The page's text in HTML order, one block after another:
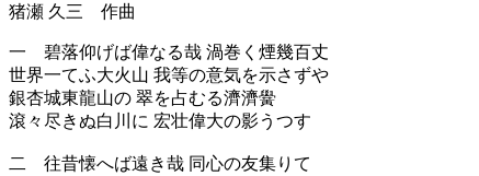
猪瀬 久三 作曲
一 碧落仰げば偉なる哉 渦巻く煙幾百丈
世界一てふ大火山 我等の意気を示さずや
銀杏城東龍山の 翠を占むる濟濟黌
滾々尽きぬ白川に 宏壮偉大の影うつす
二 往昔懐へば遠き哉 同心の友集りて